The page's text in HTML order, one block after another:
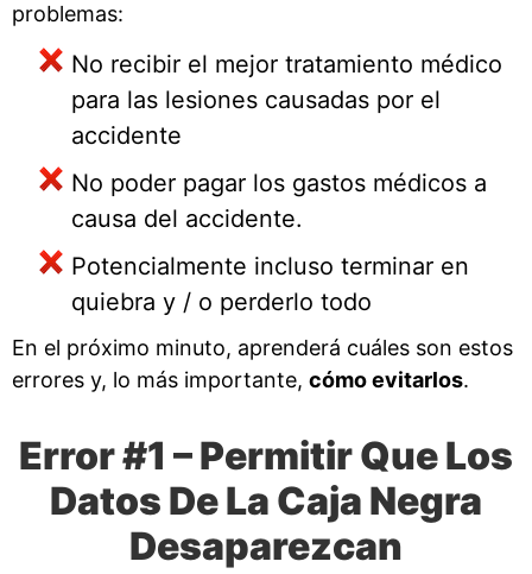
problemas:
No recibir el mejor tratamiento médico
para las lesiones causadas por el
accidente
No poder pagar los gastos médicos a
causa del accidente.
Potencialmente incluso terminar en
quiebra y / o perderlo todo
En el próximo minuto, aprenderá cuáles son estos
errores y, lo más importante, cómo evitarlos.
Error #1 – Permitir Que Los
Datos De La Caja Negra
Desaparezcan